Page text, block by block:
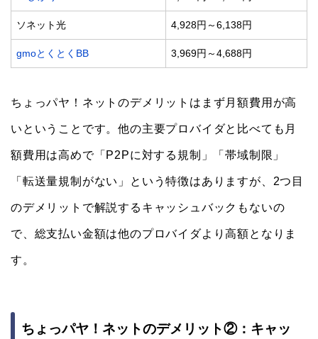
ソネット光 4,928円～6,138円
gmoとくとくBB 3,969円～4,688円
ちょっパヤ！ネットのデメリットはまず月額費用が高
いということです。他の主要プロバイダと比べても月
額費用は高めで「P2Pに対する規制」「帯域制限」
「転送量規制がない」という特徴はありますが、2つ目
のデメリットで解説するキャッシュバックもないの
で、総支払い金額は他のプロバイダより高額となりま
す。
ちょっパヤ！ネットのデメリット②：キャッ